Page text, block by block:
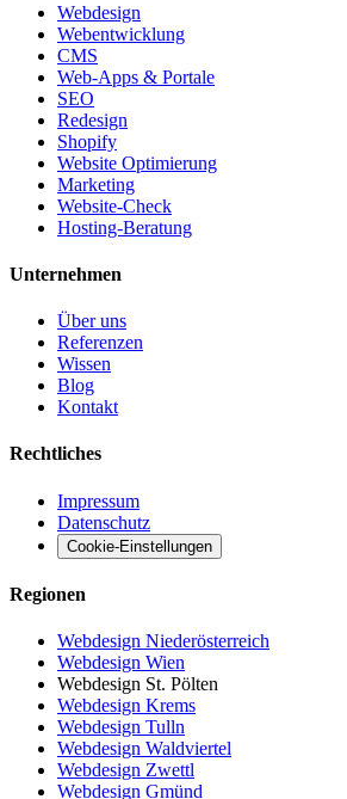
Webdesign
Webentwicklung
CMS
Web-Apps & Portale
SEO
Redesign
Shopify
Website Optimierung
Marketing
Website-Check
Hosting-Beratung
Unternehmen
Über uns
Referenzen
Wissen
Blog
Kontakt
Rechtliches
Impressum
Datenschutz
Cookie-Einstellungen
Regionen
Webdesign Niederösterreich
Webdesign Wien
Webdesign St. Pölten
Webdesign Krems
Webdesign Tulln
Webdesign Waldviertel
Webdesign Zwettl
Webdesign Gmünd